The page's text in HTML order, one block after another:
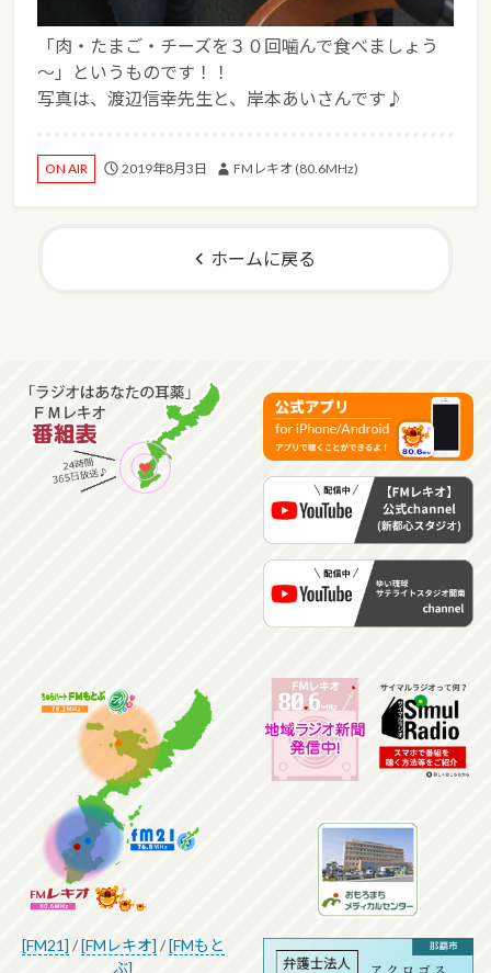
「肉・たまご・チーズを３０回噛んで食べましょう
～」というものです！！
写真は、渡辺信幸先生と、岸本あいさんです♪
ON AIR 2019年8月3日 FMレキオ (80.6MHz)
ホームに戻る
[FM21] /[FMレキオ] /[FMもと
ぶ]